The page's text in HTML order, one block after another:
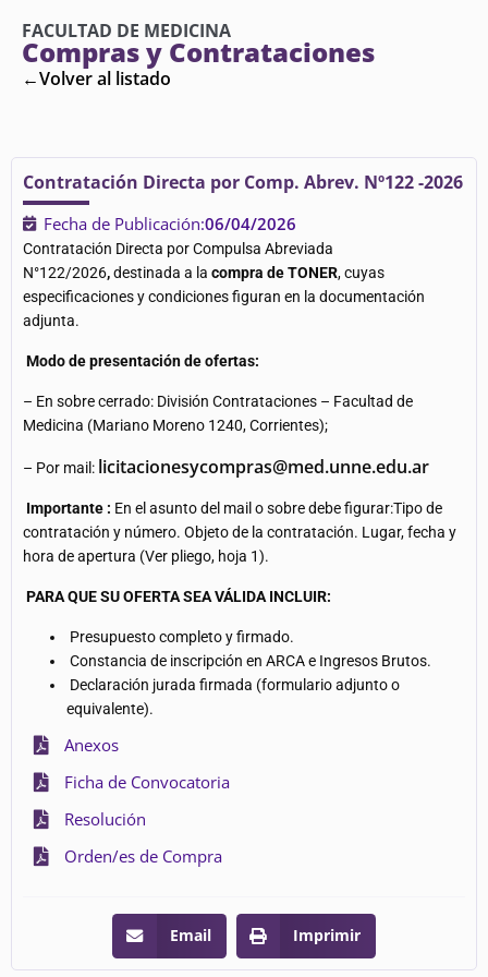
FACULTAD DE MEDICINA
Compras y Contrataciones
←Volver al listado
Contratación Directa por Comp. Abrev. Nº122 -2026
Fecha de Publicación:06/04/2026
Contratación Directa por Compulsa Abreviada
N°122/2026,destinada a la compra de TONER, cuyas
especificaciones y condiciones figuran en la documentación
adjunta.
Modo de presentación de ofertas:
– En sobre cerrado: División Contrataciones – Facultad de
Medicina (Mariano Moreno 1240, Corrientes);
– Por mail: licitacionesycompras@med.unne.edu.ar
Importante : En el asunto del mail o sobre debe figurar:Tipo de
contratación y número. Objeto de la contratación. Lugar, fecha y
hora de apertura (Ver pliego, hoja 1).
PARA QUE SU OFERTA SEA VÁLIDA INCLUIR:
Presupuesto completo y firmado.
Constancia de inscripción en ARCA e Ingresos Brutos.
Declaración jurada firmada (formulario adjunto o
equivalente).
Anexos
Ficha de Convocatoria
Resolución
Orden/es de Compra
Email Imprimir